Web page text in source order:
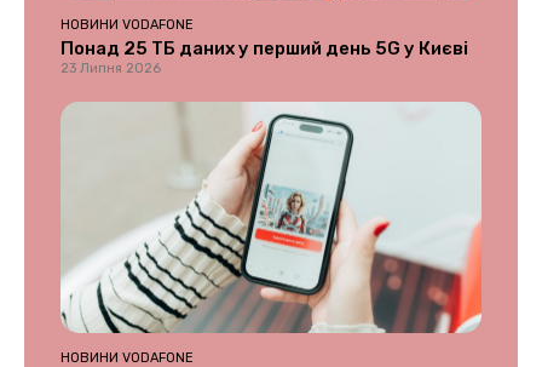
НОВИНИ VODAFONE
Понад 25 ТБ даних у перший день 5G у Києві
23 Липня 2026
НОВИНИ VODAFONE